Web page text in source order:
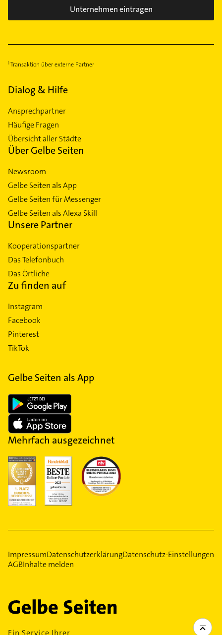
Unternehmen eintragen
Transaktion über externe Partner
Dialog & Hilfe
Ansprechpartner
Häufige Fragen
Übersicht aller Städte
Über Gelbe Seiten
Newsroom
Gelbe Seiten als App
Gelbe Seiten für Messenger
Gelbe Seiten als Alexa Skill
Unsere Partner
Kooperationspartner
Das Telefonbuch
Das Örtliche
Zu finden auf
Instagram
Facebook
Pinterest
TikTok
Gelbe Seiten als App
Mehrfach ausgezeichnet
ImpressumDatenschutzerklärungDatenschutz-Einstellungen
AGBInhalte melden